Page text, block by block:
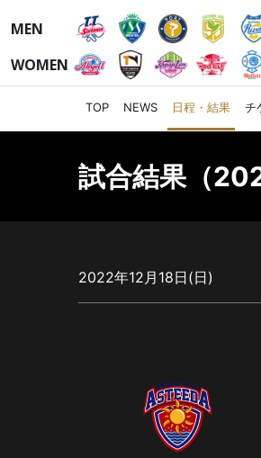
MEN
WOMEN
TOP NEWS 日程・結果 チ
試合結果（
2022年12月18日(日)